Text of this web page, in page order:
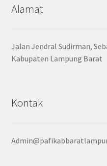
Alamat
Jalan Jendral Sudirman,
Kabupaten Lampung Barat
Kontak